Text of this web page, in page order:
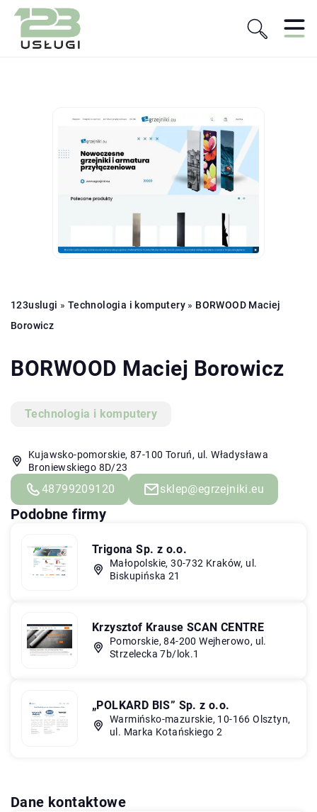
123uslugi » Technologia i komputery » BORWOOD Maciej
Borowicz
BORWOOD Maciej Borowicz
Technologia i komputery
Kujawsko-pomorskie, 87-100 Toruń, ul. Władysława
Broniewskiego 8D/23
48799209120 sklep@egrzejniki.eu
Podobne firmy
Trigona Sp. z o.o.
Małopolskie, 30-732 Kraków, ul.
Biskupińska 21
Krzysztof Krause SCAN CENTRE
Pomorskie, 84-200 Wejherowo, ul.
Strzelecka 7b/lok.1
„POLKARD BIS” Sp. z o.o.
Warmińsko-mazurskie, 10-166 Olsztyn,
ul. Marka Kotańskiego 2
Dane kontaktowe